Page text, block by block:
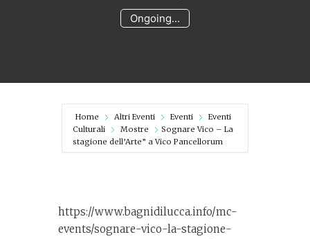
Ongoing...
Home Altri Eventi Eventi
Eventi
Culturali
Mostre
Sognare Vico – La
stagione dell’Arte” a Vico Pancellorum
https://www.bagnidilucca.info/mc-
events/sognare-vico-la-stagione-